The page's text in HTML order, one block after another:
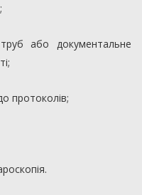
або документальне
протоколів;